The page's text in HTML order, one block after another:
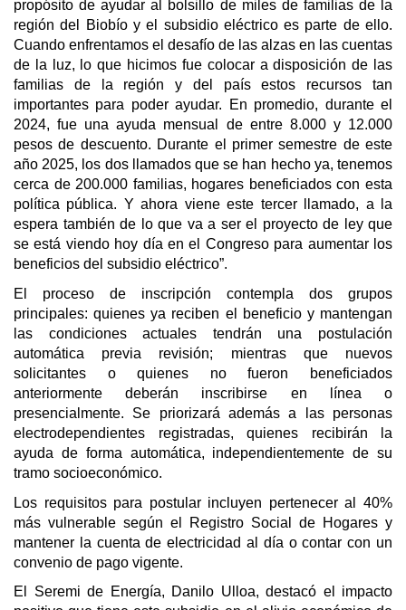
propósito de ayudar al bolsillo de miles de familias de la
región del Biobío y el subsidio eléctrico es parte de ello.
Cuando enfrentamos el desafío de las alzas en las cuentas
de la luz, lo que hicimos fue colocar a disposición de las
familias de la región y del país estos recursos tan
importantes para poder ayudar. En promedio, durante el
2024, fue una ayuda mensual de entre 8.000 y 12.000
pesos de descuento. Durante el primer semestre de este
año 2025, los dos llamados que se han hecho ya, tenemos
cerca de 200.000 familias, hogares beneficiados con esta
política pública. Y ahora viene este tercer llamado, a la
espera también de lo que va a ser el proyecto de ley que
se está viendo hoy día en el Congreso para aumentar los
beneficios del subsidio eléctrico”.
El proceso de inscripción contempla dos grupos
principales: quienes ya reciben el beneficio y mantengan
las condiciones actuales tendrán una postulación
automática previa revisión; mientras que nuevos
solicitantes o quienes no fueron beneficiados
anteriormente deberán inscribirse en línea o
presencialmente. Se priorizará además a las personas
electrodependientes registradas, quienes recibirán la
ayuda de forma automática, independientemente de su
tramo socioeconómico.
Los requisitos para postular incluyen pertenecer al 40%
más vulnerable según el Registro Social de Hogares y
mantener la cuenta de electricidad al día o contar con un
convenio de pago vigente.
El Seremi de Energía, Danilo Ulloa, destacó el impacto